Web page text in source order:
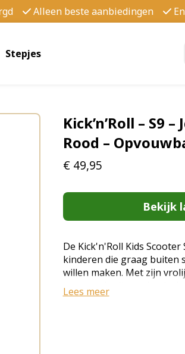
Alleen beste aanbiedingen
Stepjes
Kick’n’Roll – S9
Rood –
€ 49,95
Bekijk
De Kick'n'Roll Kids
kinderen die graag buiten
willen maken. Met zijn
en soepele rijervaring is
avonturiers. Dankzij het
Lees meer